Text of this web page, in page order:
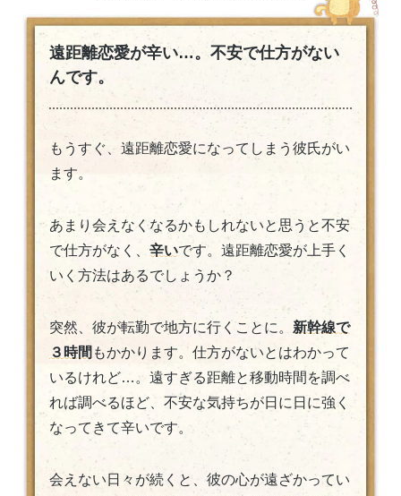
遠距離恋愛が辛い…。不安で仕方がない
んです。
もうすぐ、遠距離恋愛になってしまう彼氏がい
ます。
あまり会えなくなるかもしれないと思うと不安
で仕方がなく、 辛いです。遠距離恋愛が上手く
いく方法はあるでしょうか？
突然、彼が転勤で地方に行くことに。 新幹線で
３時間 もかかります。仕方がないとはわかって
いるけれど…。遠すぎる距離と移動時間を調べ
れば調べるほど、不安な気持ちが日に日に強く
なってきて辛いです。
会えない日々が続くと、彼の心が遠ざかってい